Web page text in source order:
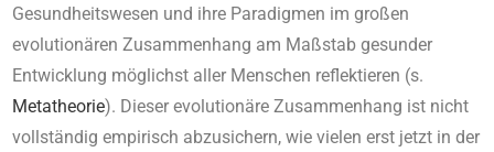
Gesundheitswesen und ihre Paradigmen im großen
evolutionären Zusammenhang am Maßstab gesunder
Entwicklung möglichst aller Menschen reflektieren (s.
Metatheorie). Dieser evolutionäre Zusammenhang ist nicht
vollständig empirisch abzusichern, wie vielen erst jetzt in der